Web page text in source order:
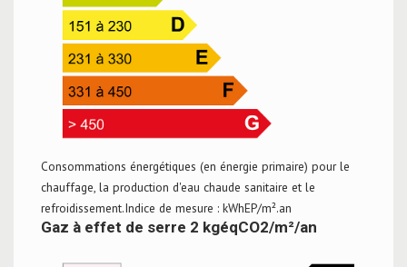
Consommations énergétiques (en énergie primaire) pour le
chauffage, la production d'eau chaude sanitaire et le
refroidissement.Indice de mesure : kWhEP/m².an
Gaz à effet de serre 2 kgéqCO2/m²/an